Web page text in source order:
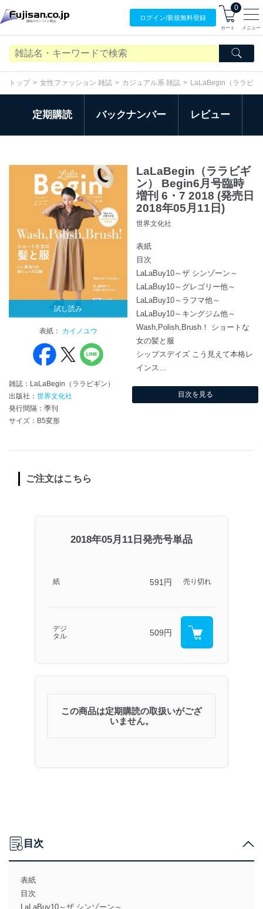
ログイン/新規無料登録
0
カート メニュー
トップ 女性ファッション 雑誌 カジュアル系 雑誌 LaLaBegin（ララビギ
定期購読 バックナンバー レビュー
試し読み
表紙： カイノユウ
雑誌：LaLaBegin（ララビギン）
出版社： 世界文化社
発行間隔：季刊
サイズ：B5変形
LaLaBegin（ララビギ
ン） Begin6月号臨時
増刊 6・7 2018 (発売日
2018年05月11日)
世界文化社
表紙
目次
LaLaBuy10～ザ シンゾーン～
LaLaBuy10～グレゴリー他～
LaLaBuy10～ラフマ他～
LaLaBuy10～キングジム他～
Wash,Polish,Brush！ ショートな
女の髪と服
シップスデイズ こう見えて本格レ
インス...
目次を見る
ご注文はこちら
2018年05月11日発売号単品
紙 591円 売り切れ
デジ
タル
509円
この商品は定期購読の取扱いがござ
いません。
目次
表紙
目次
LaLaBuy10～ザ シンゾーン～